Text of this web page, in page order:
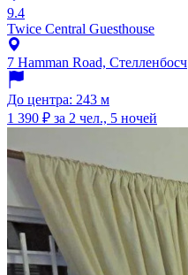
9.4
Twice Central Guesthouse
7 Hamman Road, Стелленбосч
До центра: 243 м
1 390 ₽ за 2 чел., 5 ночей